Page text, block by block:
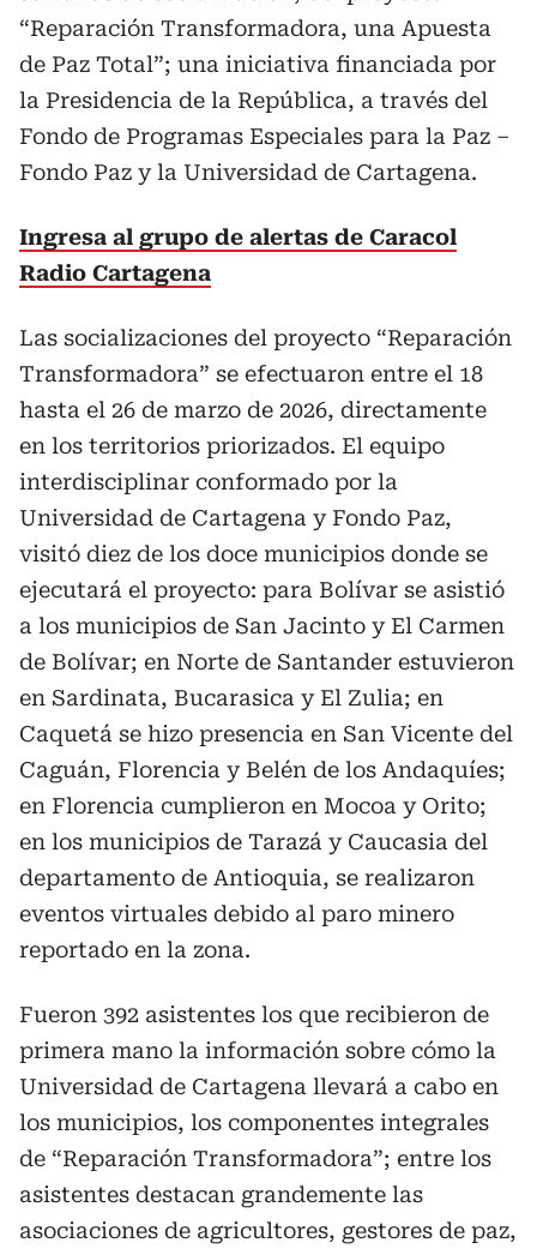
“Reparación Transformadora, una Apuesta
de Paz Total”; una iniciativa financiada por
la Presidencia de la República, a través del
Fondo de Programas Especiales para la Paz –
Fondo Paz y la Universidad de Cartagena.
Ingresa al grupo de alertas de Caracol
Radio Cartagena
Las socializaciones del proyecto “Reparación
Transformadora” se efectuaron entre el 18
hasta el 26 de marzo de 2026, directamente
en los territorios priorizados. El equipo
interdisciplinar conformado por la
Universidad de Cartagena y Fondo Paz,
visitó diez de los doce municipios donde se
ejecutará el proyecto: para Bolívar se asistió
a los municipios de San Jacinto y El Carmen
de Bolívar; en Norte de Santander estuvieron
en Sardinata, Bucarasica y El Zulia; en
Caquetá se hizo presencia en San Vicente del
Caguán, Florencia y Belén de los Andaquíes;
en Florencia cumplieron en Mocoa y Orito;
en los municipios de Tarazá y Caucasia del
departamento de Antioquia, se realizaron
eventos virtuales debido al paro minero
reportado en la zona.
Fueron 392 asistentes los que recibieron de
primera mano la información sobre cómo la
Universidad de Cartagena llevará a cabo en
los municipios, los componentes integrales
de “Reparación Transformadora”; entre los
asistentes destacan grandemente las
asociaciones de agricultores, gestores de paz,